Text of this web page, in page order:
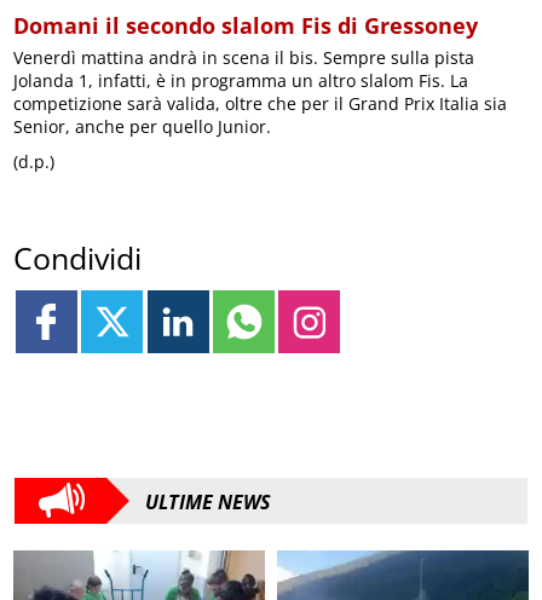
Domani il secondo slalom Fis di Gressoney
Venerdì mattina andrà in scena il bis. Sempre sulla pista
Jolanda 1, infatti, è in programma un altro slalom Fis. La
competizione sarà valida, oltre che per il Grand Prix Italia sia
Senior, anche per quello Junior.
(d.p.)
Condividi
ULTIME NEWS